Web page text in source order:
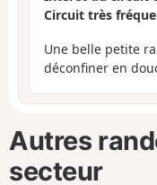
Circuit très
Une belle petite
déconfiner en
Autres
secteur